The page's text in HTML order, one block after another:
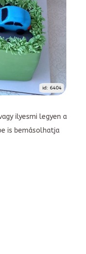
id: 6404
ilyesmi legyen a
is bemásolhatja